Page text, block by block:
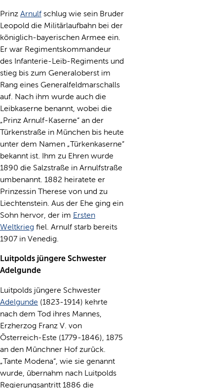
Prinz Arnulf schlug wie sein Bruder
Leopold die Militärlaufbahn bei der
königlich-bayerischen Armee ein.
Er war Regimentskommandeur
des Infanterie-Leib-Regiments und
stieg bis zum Generaloberst im
Rang eines Generalfeldmarschalls
auf. Nach ihm wurde auch die
Leibkaserne benannt, wobei die
„Prinz Arnulf-Kaserne“ an der
Türkenstraße in München bis heute
unter dem Namen „Türkenkaserne“
bekannt ist. Ihm zu Ehren wurde
1890 die Salzstraße in Arnulfstraße
umbenannt. 1882 heiratete er
Prinzessin Therese von und zu
Liechtenstein. Aus der Ehe ging ein
Sohn hervor, der im Ersten
Weltkrieg fiel. Arnulf starb bereits
1907 in Venedig.
Luitpolds jüngere Schwester
Adelgunde
Luitpolds jüngere Schwester
Adelgunde (1823-1914) kehrte
nach dem Tod ihres Mannes,
Erzherzog Franz V. von
Österreich-Este (1779-1846), 1875
an den Münchner Hof zurück.
„Tante Modena“, wie sie genannt
wurde, übernahm nach Luitpolds
Regierungsantritt 1886 die